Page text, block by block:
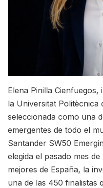
Elena Pinilla
la Universitat Politècnica
seleccionada como una
emergentes de todo el
Santander SW50
elegida el pasado mes
mejores de España, la
una de las 450 finalistas